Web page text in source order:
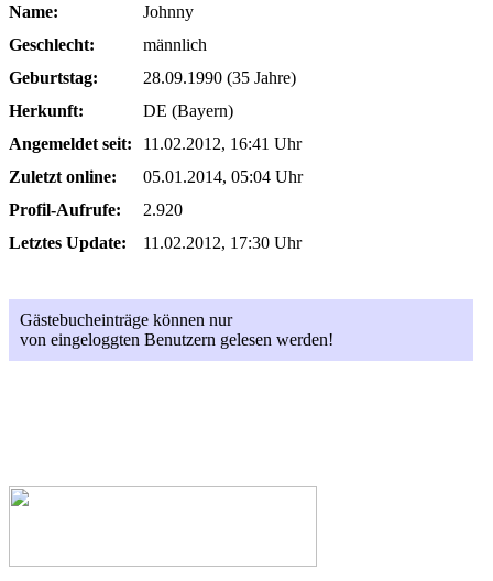
Name:
Johnny
Geschlecht:
männlich
Geburtstag:
28.09.1990 (35 Jahre)
Herkunft:
DE (Bayern)
Angemeldet seit:
11.02.2012, 16:41 Uhr
Zuletzt online:
05.01.2014, 05:04 Uhr
Profil-Aufrufe:
2.920
Letztes Update:
11.02.2012, 17:30 Uhr
Gästebucheinträge können nur
von eingeloggten Benutzern gelesen werden!